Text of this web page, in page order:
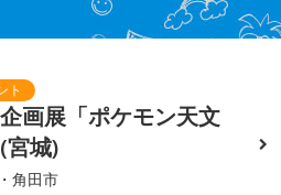
画展「ポケモン天文
宮城)
角田市